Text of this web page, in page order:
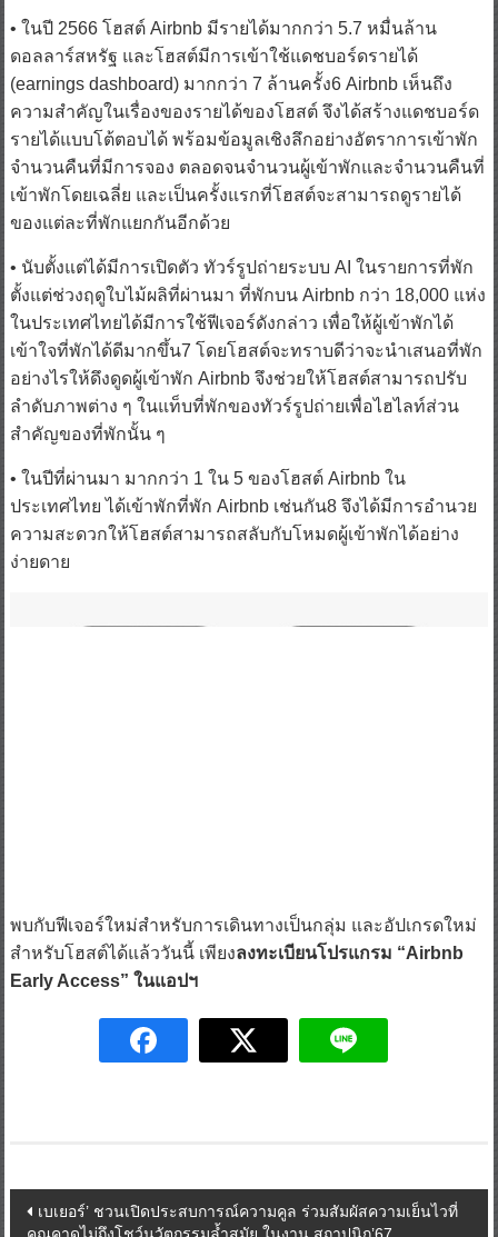
ดอลลาร์สหรัฐ และโฮสต์มีการเข้าใช้แดชบอร์ดรายได้
(earnings dashboard) มากกว่า 7 ล้านครั้ง6 Airbnb เห็นถึง
ความสำคัญในเรื่องของรายได้ของโฮสต์ จึงได้สร้างแดชบอร์ด
รายได้แบบโต้ตอบได้ พร้อมข้อมูลเชิงลึกอย่างอัตราการเข้าพัก
จำนวนคืนที่มีการจอง ตลอดจนจำนวนผู้เข้าพักและจำนวนคืนที่
เข้าพักโดยเฉลี่ย และเป็นครั้งแรกที่โฮสต์จะสามารถดูรายได้
ของแต่ละที่พักแยกกันอีกด้วย
ตั้งแต่ช่วงฤดูใบไม้ผลิที่ผ่านมา ที่พักบน Airbnb กว่า 18,000 แห่ง
ในประเทศไทยได้มีการใช้ฟีเจอร์ดังกล่าว เพื่อให้ผู้เข้าพักได้
เข้าใจที่พักได้ดีมากขึ้น7 โดยโฮสต์จะทราบดีว่าจะนำเสนอที่พัก
อย่างไรให้ดึงดูดผู้เข้าพัก Airbnb จึงช่วยให้โฮสต์สามารถปรับ
ลำดับภาพต่าง ๆ ในแท็บที่พักของทัวร์รูปถ่ายเพื่อไฮไลท์ส่วน
สำคัญของที่พักนั้น ๆ
ประเทศไทย ได้เข้าพักที่พัก Airbnb เช่นกัน8 จึงได้มีการอำนวย
ความสะดวกให้โฮสต์สามารถสลับกับโหมดผู้เข้าพักได้อย่าง
ง่ายดาย
สำหรับโฮสต์ได้แล้ววันนี้ เพียงลงทะเบียนโปรแกรม “Airbnb
Early Access” ในแอปฯ
Post
navigation
เบเยอร์’ ชวนเปิดประสบการณ์ความคูล ร่วมสัมผัสความเย็นไวที่
คุณคาดไม่ถึงโชว์นวัตกรรมล้ำสมัย ในงาน สถาปนิก’67